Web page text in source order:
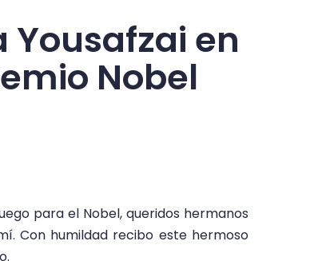
Yousafzai en
Nobel
para el Nobel, queridos hermanos
Con humildad recibo este hermoso